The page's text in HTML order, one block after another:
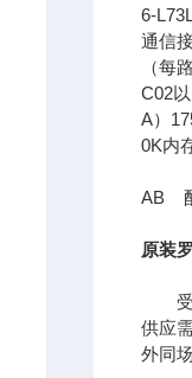
6-
通信
（每
C02
A）
0K内
AB
原装
受到
供应
外同